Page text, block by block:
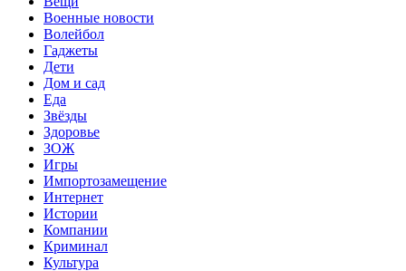
Военные новости
Волейбол
Гаджеты
Дети
Дом и сад
Еда
Звёзды
Здоровье
ЗОЖ
Игры
Импортозамещение
Интернет
Истории
Компании
Криминал
Культура